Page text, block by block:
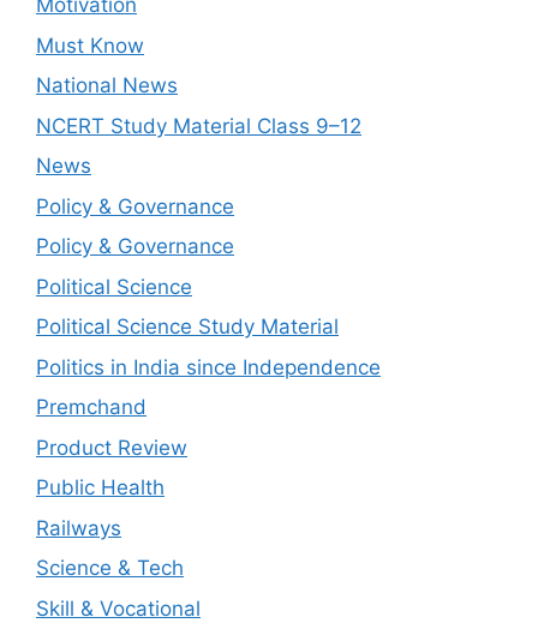
Motivation
Must Know
National News
NCERT Study Material Class 9–12
News
Policy & Governance
Policy & Governance
Political Science
Political Science Study Material
Politics in India since Independence
Premchand
Product Review
Public Health
Railways
Science & Tech
Skill & Vocational